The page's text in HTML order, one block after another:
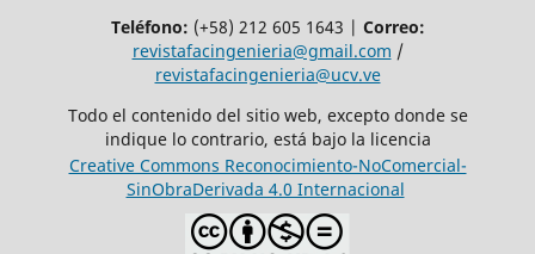
Teléfono: (+58) 212 605 1643 | Correo:
revistafacingenieria@gmail.com /
revistafacingenieria@ucv.ve
Todo el contenido del sitio web, excepto donde se
indique lo contrario, está bajo la licencia
Creative Commons Reconocimiento-NoComercial-
SinObraDerivada 4.0 Internacional